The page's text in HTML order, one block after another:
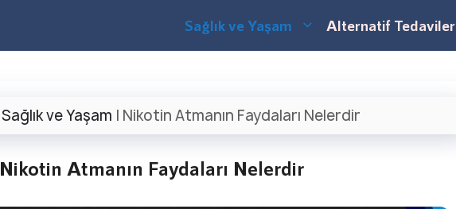
Sağlık ve Yaşam Alternatif Tedaviler
Sağlık ve Yaşam | Nikotin Atmanın Faydaları Nelerdir
Nikotin Atmanın Faydaları Nelerdir